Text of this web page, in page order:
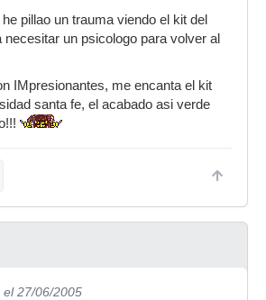
pillao un trauma viendo el kit del
un psicologo para volver al
IMpresionantes, me encanta el kit
santa fe, el acabado asi verde
el 27/06/2005